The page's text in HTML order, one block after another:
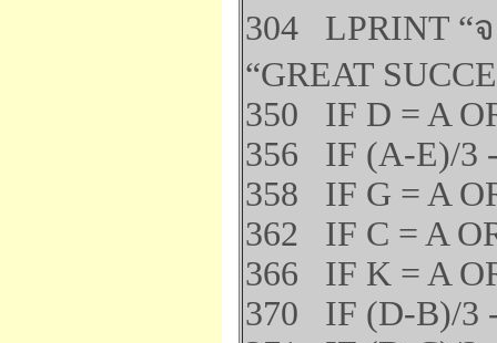
304 LPRINT “
“GREAT
350 IF D = A
356 IF (A-E)/3
358 IF G = A
362 IF C = A
366 IF K = A
370 IF (D-B)/3